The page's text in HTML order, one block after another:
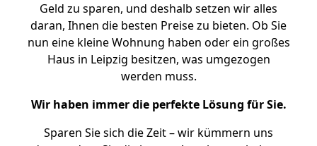
Geld zu sparen, und deshalb setzen wir alles
daran, Ihnen die besten Preise zu bieten. Ob Sie
nun eine kleine Wohnung haben oder ein großes
Haus in Leipzig besitzen, was umgezogen
werden muss.
Wir haben immer die perfekte Lösung für Sie.
Sparen Sie sich die Zeit – wir kümmern uns